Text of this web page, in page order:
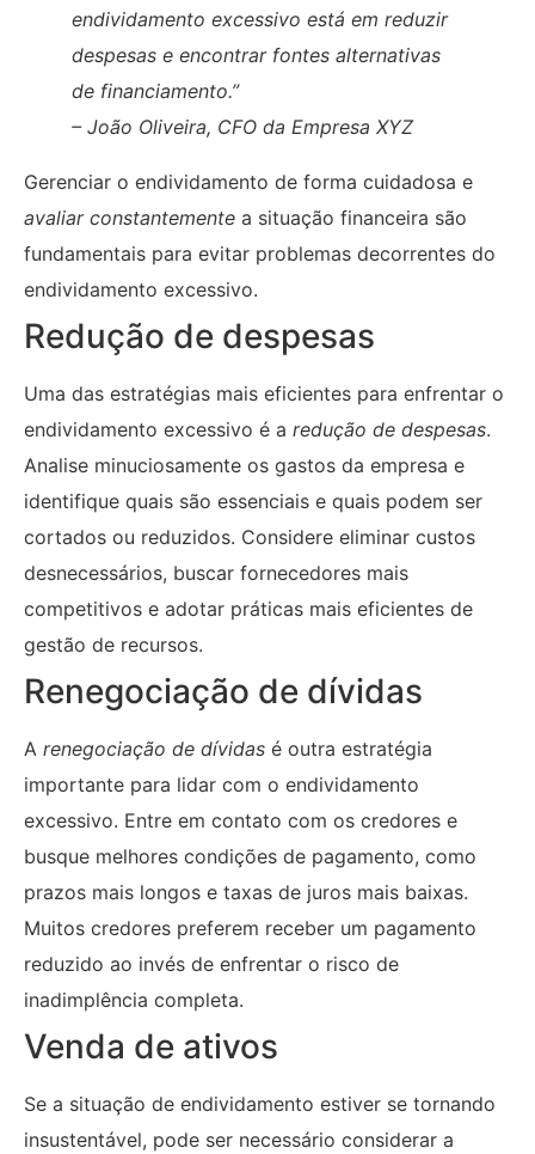
endividamento excessivo está em reduzir
despesas e encontrar fontes alternativas
de financiamento.”
– João Oliveira, CFO da Empresa XYZ
Gerenciar o endividamento de forma cuidadosa e
avaliar constantemente a situação financeira são
fundamentais para evitar problemas decorrentes do
endividamento excessivo.
Redução de despesas
Uma das estratégias mais eficientes para enfrentar o
endividamento excessivo é a redução de despesas.
Analise minuciosamente os gastos da empresa e
identifique quais são essenciais e quais podem ser
cortados ou reduzidos. Considere eliminar custos
desnecessários, buscar fornecedores mais
competitivos e adotar práticas mais eficientes de
gestão de recursos.
Renegociação de dívidas
A renegociação de dívidas é outra estratégia
importante para lidar com o endividamento
excessivo. Entre em contato com os credores e
busque melhores condições de pagamento, como
prazos mais longos e taxas de juros mais baixas.
Muitos credores preferem receber um pagamento
reduzido ao invés de enfrentar o risco de
inadimplência completa.
Venda de ativos
Se a situação de endividamento estiver se tornando
insustentável, pode ser necessário considerar a